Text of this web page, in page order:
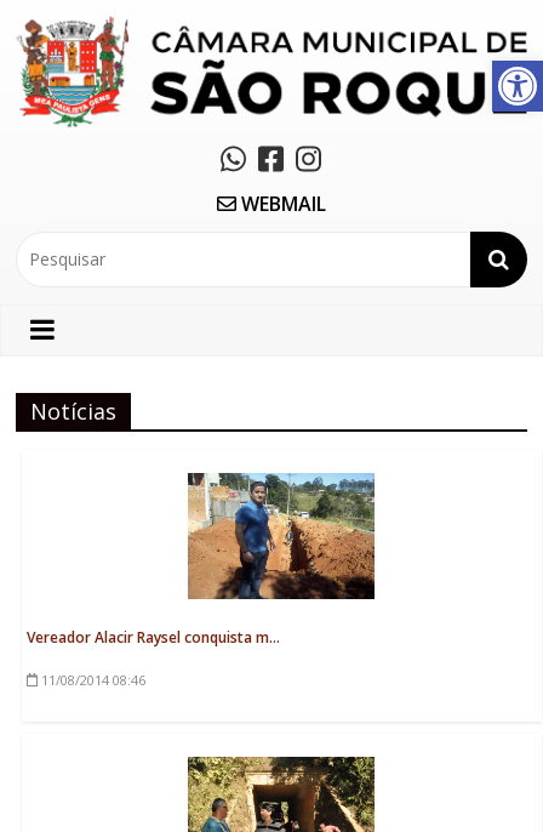
Abrir a barra de ferramentas
WEBMAIL
Notícias
Vereador Alacir Raysel conquista m...
11/08/2014 08:46